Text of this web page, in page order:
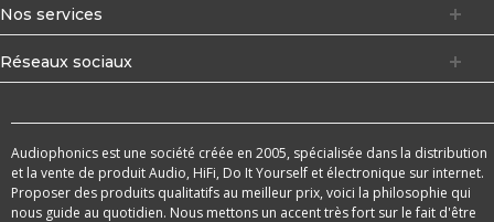
Nos services
Réseaux sociaux
Audiophonics est une société créée en 2005, spécialisée dans la distribution
et la vente de produit Audio, HiFi, Do It Yourself et électronique sur internet.
Proposer des produits qualitatifs au meilleur prix, voici la philosophie qui
nous guide au quotidien. Nous mettons un accent très fort sur le fait d'être